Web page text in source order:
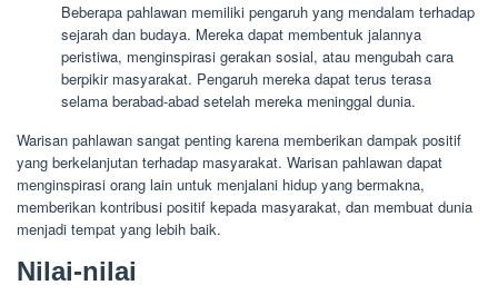
Beberapa pahlawan memiliki pengaruh yang mendalam terhadap
sejarah dan budaya. Mereka dapat membentuk jalannya
peristiwa, menginspirasi gerakan sosial, atau mengubah cara
berpikir masyarakat. Pengaruh mereka dapat terus terasa
selama berabad-abad setelah mereka meninggal dunia.
Warisan pahlawan sangat penting karena memberikan dampak positif
yang berkelanjutan terhadap masyarakat. Warisan pahlawan dapat
menginspirasi orang lain untuk menjalani hidup yang bermakna,
memberikan kontribusi positif kepada masyarakat, dan membuat dunia
menjadi tempat yang lebih baik.
Nilai-nilai